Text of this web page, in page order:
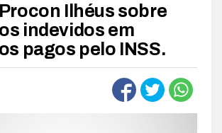
Ilhéus sobre
indevidos em
pagos pelo INSS.